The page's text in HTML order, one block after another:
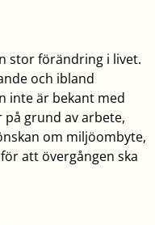
stor förändring i livet.
och ibland
inte är bekant med
grund av arbete,
om miljöombyte,
att övergången ska